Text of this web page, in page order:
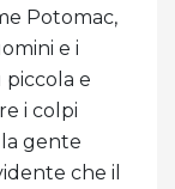
Potomac,
e i
piccola e
i colpi
gente
che il